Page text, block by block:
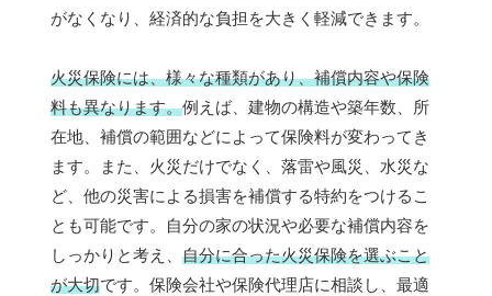
がなくなり、経済的な負担を大きく軽減できます。
火災保険には、様々な種類があり、補償内容や保険
料も異なります。例えば、建物の構造や築年数、所
在地、補償の範囲などによって保険料が変わってき
ます。また、火災だけでなく、落雷や風災、水災な
ど、他の災害による損害を補償する特約をつけるこ
とも可能です。自分の家の状況や必要な補償内容を
しっかりと考え、 自分に合った火災保険を選ぶこと
が大切です。保険会社や保険代理店に相談し、最適